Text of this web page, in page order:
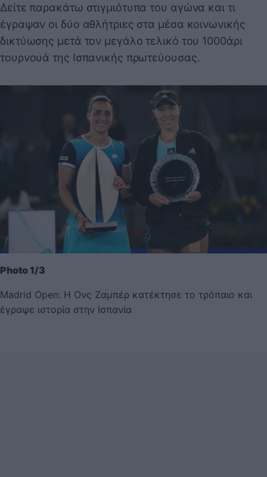
Δείτε παρακάτω στιγμιότυπα του αγώνα και τι
έγραψαν οι δύο αθλήτριες στα μέσα κοινωνικής
δικτύωσης μετά τον μεγάλο τελικό του 1000άρι
τουρνουά της Ισπανικής πρωτεύουσας.
Photo 1/3
Madrid Open: Η Ονς Ζαμπέρ κατέκτησε το τρόπαιο και
έγραψε ιστορία στην Ισπανία